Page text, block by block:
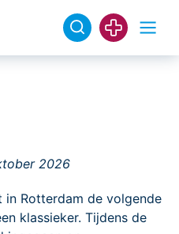
2026
Rotterdam de volgende
klassieker. Tijdens de